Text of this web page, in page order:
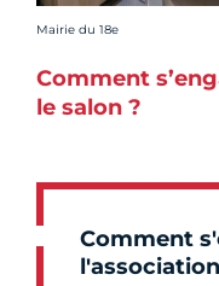
Crédit photo :
Mairie du 18e
Comment
le salon ?
Comment